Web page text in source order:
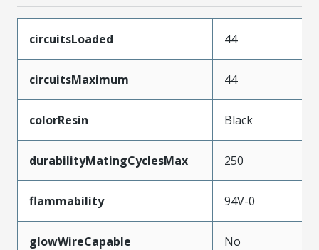
circuitsLoaded 44
circuitsMaximum 44
colorResin Black
durabilityMatingCyclesMax 250
flammability 94V-0
glowWireCapable No